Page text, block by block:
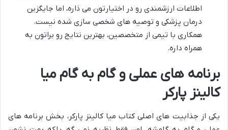
اطلاعات ارزشمندی رو در اختیارتون می ذاره، اما جایگزین
درمان پزشکی و توصیه های شخصی سازی شده نیست.
همکاری با تیمی از متخصصین، بهترین نتایج رو براتون به
همراه داره.
برنامه های عملی و گام به گام میا
کالینز پارکر
یکی از جذابیت های اصلی کتاب میا کالینز پارکر، بخش برنامه های